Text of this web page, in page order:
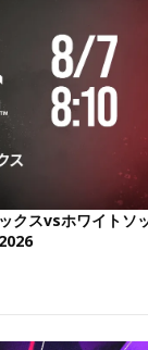
クスvsホワイトソ